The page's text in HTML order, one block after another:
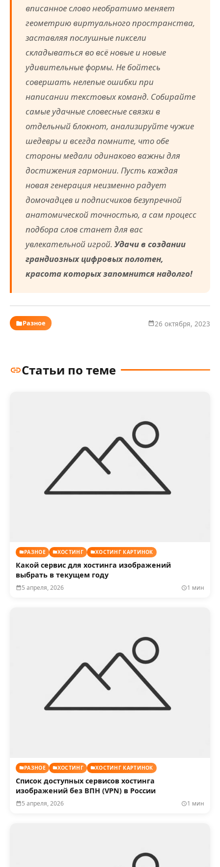
вписанное слово необратимо меняет
геометрию виртуального пространства,
заставляя послушные пиксели
складываться во всё новые и новые
удивительные формы. Не бойтесь
совершать нелепые ошибки при
написании текстовых команд. Собирайте
самые удачные словесные связки в
отдельный блокнот, анализируйте чужие
шедевры и всегда помните, что обе
стороны медали одинаково важны для
достижения гармонии. Пусть каждая
новая генерация неизменно радует
домочадцев и подписчиков безупречной
анатомической точностью, а сам процесс
подбора слов станет для вас
увлекательной игрой. Удачи в создании
грандиозных цифровых полотен,
красота которых запомнится надолго!
Разное 26 октября, 2023
Статьи по теме
РАЗНОЕ ХОСТИНГ ХОСТИНГ КАРТИНОК
Какой сервис для хостинга изображений
выбрать в текущем году
5 апреля, 2026 1 мин
РАЗНОЕ ХОСТИНГ ХОСТИНГ КАРТИНОК
Список доступных сервисов хостинга
изображений без ВПН (VPN) в России
5 апреля, 2026 1 мин